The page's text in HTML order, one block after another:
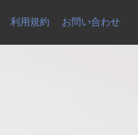
利用規約 お問い合わせ